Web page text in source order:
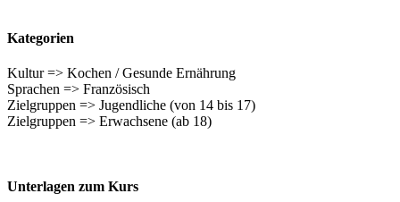
Kategorien
Kultur => Kochen / Gesunde Ernährung
Sprachen => Französisch
Zielgruppen => Jugendliche (von 14 bis 17)
Zielgruppen => Erwachsene (ab 18)
Unterlagen zum Kurs